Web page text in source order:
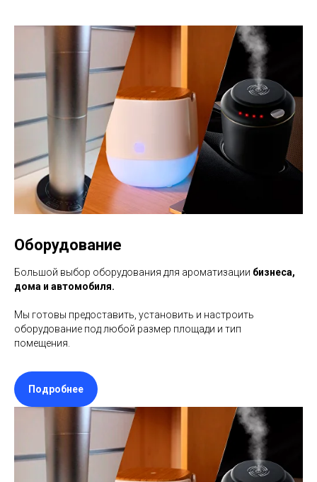
Оборудование
Большой выбор оборудования для ароматизации бизнеса,
дома и автомобиля.
Мы готовы предоставить, установить и настроить
оборудование под любой размер площади и тип
помещения.
Подробнее